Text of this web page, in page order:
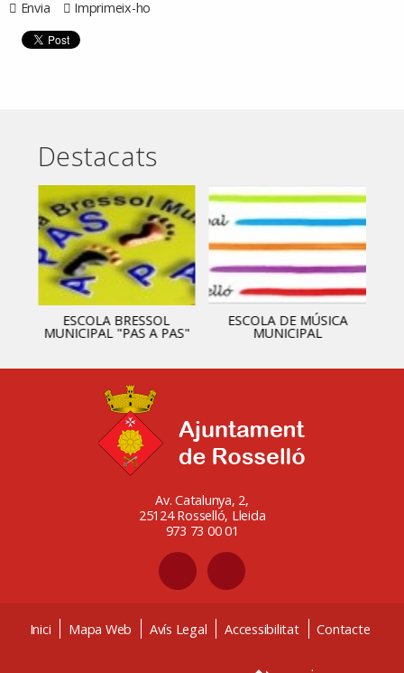
Envia Imprimeix-ho
Destacats
ESCOLA BRESSOL
MUNICIPAL "PAS A PAS"
ESCOLA DE MÚSICA
MUNICIPAL
Av. Catalunya, 2,
25124 Rosselló, Lleida
973 73 00 01
Inici Mapa Web Avís Legal Accessibilitat Contacte